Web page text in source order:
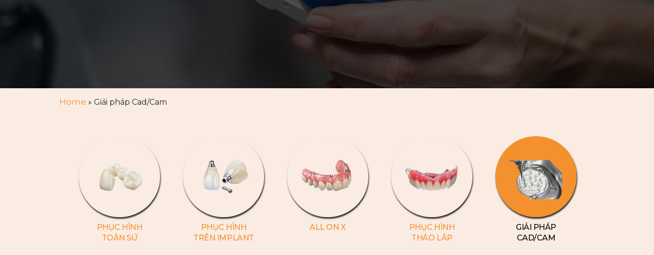
Home » Giải pháp Cad/Cam
PHỤC HÌNH
TOÀN SỨ
PHỤC HÌNH
TRÊN IMPLANT
ALL ON X
PHỤC HÌNH
THÁO LẮP
GIẢI PHÁP
CAD/CAM